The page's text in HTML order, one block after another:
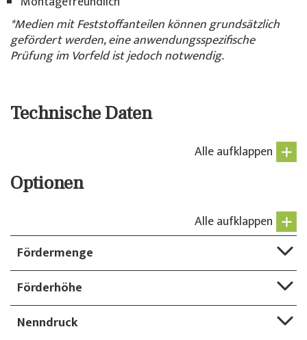
*Medien mit Feststoffanteilen können grundsätzlich
gefördert werden, eine anwendungsspezifische
Prüfung im Vorfeld ist jedoch notwendig.
Technische Daten
Alle aufklappen
Optionen
Alle aufklappen
Fördermenge
Förderhöhe
Nenndruck